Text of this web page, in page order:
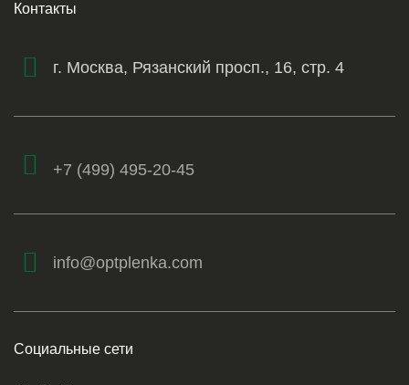
Контакты
г. Москва, Рязанский просп., 16, стр. 4
+7 (499) 495-20-45
info@optplenka.com
Социальные сети